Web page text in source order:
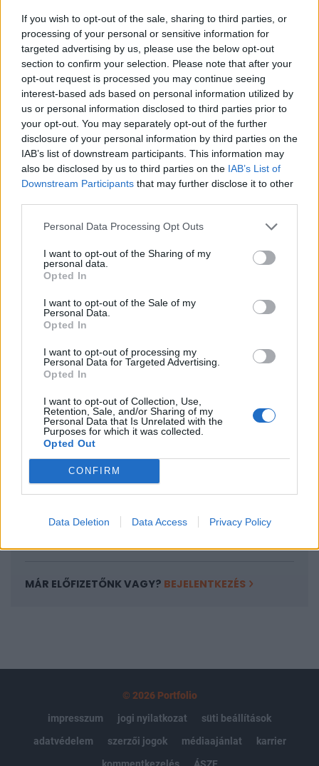
If you wish to opt-out of the sale, sharing to third parties, or
processing of your personal or sensitive information for
targeted advertising by us, please use the below opt-out
section to confirm your selection. Please note that after your
opt-out request is processed you may continue seeing
interest-based ads based on personal information utilized by
us or personal information disclosed to third parties prior to
your opt-out. You may separately opt-out of the further
disclosure of your personal information by third parties on the
IAB’s list of downstream participants. This information may
also be disclosed by us to third parties on the IAB’s List of
Downstream Participants that may further disclose it to other
Personal Data Processing Opt Outs
I want to opt-out of the Sharing of my
personal data.
Opted In
I want to opt-out of the Sale of my
Personal Data.
Opted In
I want to opt-out of processing my
Personal Data for Targeted Advertising.
Opted In
I want to opt-out of Collection, Use,
Retention, Sale, and/or Sharing of my
Personal Data that Is Unrelated with the
Purposes for which it was collected.
Opted Out
CONFIRM
Data Deletion Data Access Privacy Policy
Végre egy monetáris tanácsülés, aminek van
valami kis tétje - sóhajthatnak fel a magyar
tőkepiaci unalomba elmerülő piaci elemzők. Na
nem mintha óriási változásokra számítna bárki is
a hazai monetáris politikában: egyszerűen arról
van szó, hogy háromhavonta több ügyről döntenek
az MNB döntéshozó testületében a
megszokottnál.
A holnapi ülés is ilyen lesz. A szinte teljesen érdektelen
kamatdöntés mellett az igazi érdekességet az hordozza,
leépítésével tovább szoríthatja ki a bankközi piacra a
likviditást. Emellett azt is érdeklődve várhatjuk, hogy a friss
tesz közzé a jegybank....
KEDVES OLVASÓNK!
A keresett cikk a portfolio.hu hírarchívumához
tartozik, melynek olvasása előfizetéses
regisztrációhoz kötött.
Az előfizetés a következőket tartalmazza:
Portfolio.hu teljes cikkarchívum
Kötéslisták: BÉT elmúlt 2 év napon belüli
kötéslistái
MÁR ELŐFIZETŐNK VAGY? BEJELENTKEZÉS
© 2026 Portfolio
impresszum
jogi nyilatkozat
süti beállítások
adatvédelem
szerzői jogok médiaajánlat
karrier
kommentkezelés
ÁSZF